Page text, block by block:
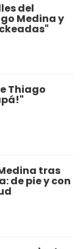
del
Medina y
Thiago
tras
de pie y con